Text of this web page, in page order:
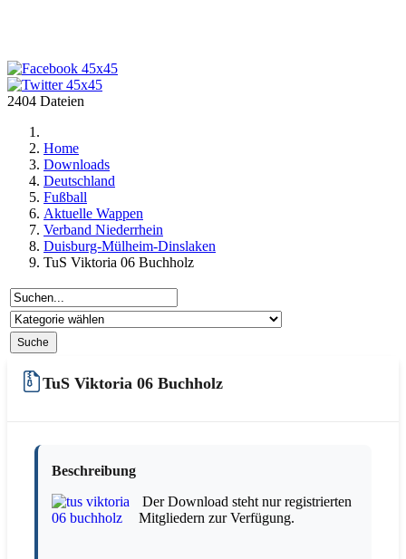
2404 Dateien
Home
Downloads
Deutschland
Fußball
Aktuelle Wappen
Verband Niederrhein
Duisburg-Mülheim-Dinslaken
TuS Viktoria 06 Buchholz
TuS Viktoria 06 Buchholz
Beschreibung
Der Download steht nur registrierten
Mitgliedern zur Verfügung.